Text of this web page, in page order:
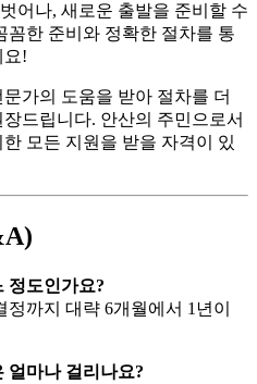
어나, 새로운 출발을 준비할 수
꼼한 준비와 정확한 절차를 통
요!
가의 도움을 받아 절차를 더
드립니다. 안산의 주민으로서
모든 지원을 받을 자격이 있
정도인가요?
까지 대략 6개월에서 1년이
얼마나 걸리나요?